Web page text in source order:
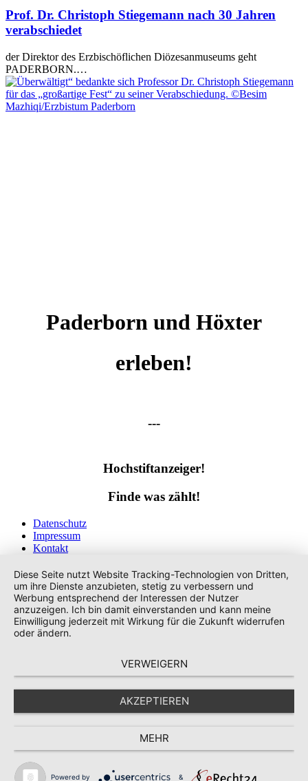
Prof. Dr. Christoph Stiegemann nach 30 Jahren
verabschiedet
der Direktor des Erzbischöflichen Diözesanmuseums geht
PADERBORN.…
Paderborn und Höxter
erleben!
---
Hochstiftanzeiger!
Finde was zählt!
Datenschutz
Impressum
Kontakt
Diese Seite nutzt Website Tracking-Technologien von Dritten,
um ihre Dienste anzubieten, stetig zu verbessern und
Werbung entsprechend der Interessen der Nutzer
anzuzeigen. Ich bin damit einverstanden und kann meine
Einwilligung jederzeit mit Wirkung für die Zukunft widerrufen
oder ändern.
VERWEIGERN
AKZEPTIEREN
MEHR
Powered by &